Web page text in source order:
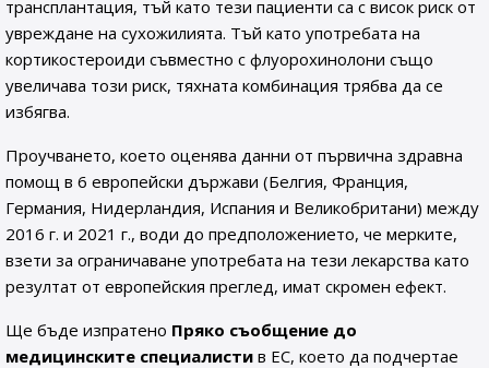
трансплантация, тъй като тези пациенти са с висок риск от
увреждане на сухожилията. Тъй като употребата на
кортикостероиди съвместно с флуорохинолони също
увеличава този риск, тяхната комбинация трябва да се
избягва.
Проучването, което оценява данни от първична здравна
помощ в 6 европейски държави (Белгия, Франция,
Германия, Нидерландия, Испания и Великобритани) между
2016 г. и 2021 г., води до предположението, че мерките,
взети за ограничаване употребата на тези лекарства като
резултат от европейския преглед, имат скромен ефект.
Ще бъде изпратено Пряко съобщение до
медицинските специалисти в ЕС, което да подчертае